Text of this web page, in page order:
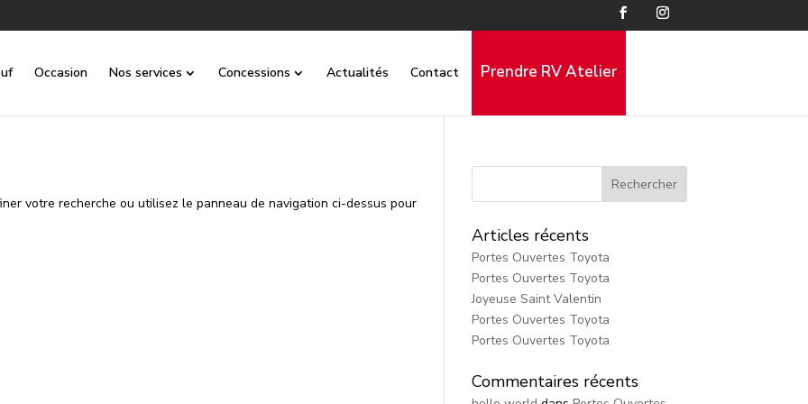
Occasion Nos services Concessions Actualités Contact Prendre RV Atelier
votre recherche ou utilisez le panneau de navigation ci-dessus pour
Articles récents
Portes Ouvertes Toyota
Portes Ouvertes Toyota
Joyeuse Saint Valentin
Portes Ouvertes Toyota
Portes Ouvertes Toyota
Commentaires récents